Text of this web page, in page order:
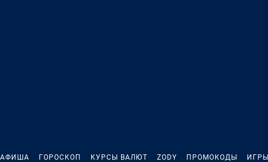
АФИША ГОРОСКОП КУРСЫ ВАЛЮТ ZODY ПРОМОКОДЫ ИГРЫ